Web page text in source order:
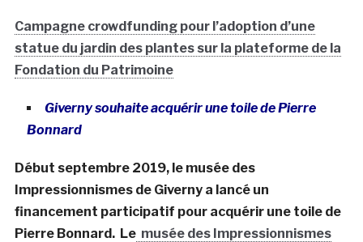
Campagne crowdfunding pour l’adoption d’une
statue du jardin des plantes sur la plateforme de la
Fondation du Patrimoine
Giverny souhaite acquérir une toile de Pierre
Bonnard
Début septembre 2019, le musée des
Impressionnismes de Giverny a lancé un
financement participatif pour acquérir une toile de
Pierre Bonnard. Lemusée des Impressionnismes